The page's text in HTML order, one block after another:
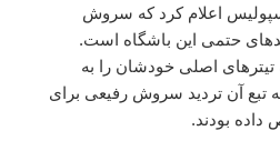
اعلام کرد که سروش
حتمی این باشگاه است.
تیترهای اصلی خودشان را به
تبع آن تردید سروش رفیعی برای
بودند.